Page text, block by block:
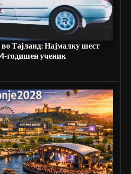
Тајланд: Најмалку шест
годишен ученик